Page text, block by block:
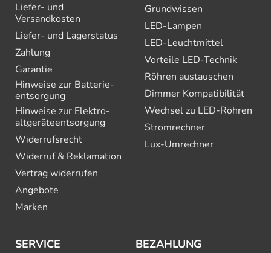
Liefer- und
Versandkosten
Liefer- und Lagerstatus
Zahlung
Garantie
Hinweise zur Batterie­
entsorgung
Hinweise zur Elektro­
altgeräte­entsorgung
Widerrufsrecht
Widerruf & Reklamation
Vertrag widerrufen
Angebote
Marken
Grundwissen
LED-Lampen
LED-Leuchtmittel
Vorteile LED-Technik
Röhren austauschen
Dimmer Kompatibilität
Wechsel zu LED-Röhren
Stromrechner
Lux-Umrechner
SERVICE BEZAHLUNG